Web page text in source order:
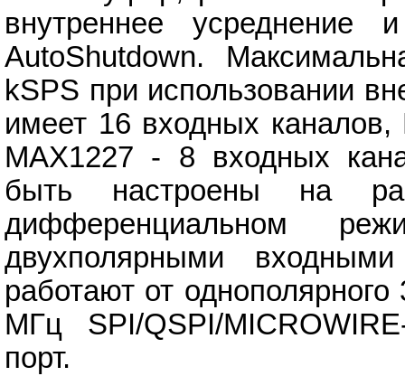
внутреннее усреднение
AutoShutdown.
kSPS при использовании
имеет 16 входных
MAX1227 - 8 входных
быть настроены на
дифференциальном
двухполярными
работают от
МГц SPI/QSPI/
порт.